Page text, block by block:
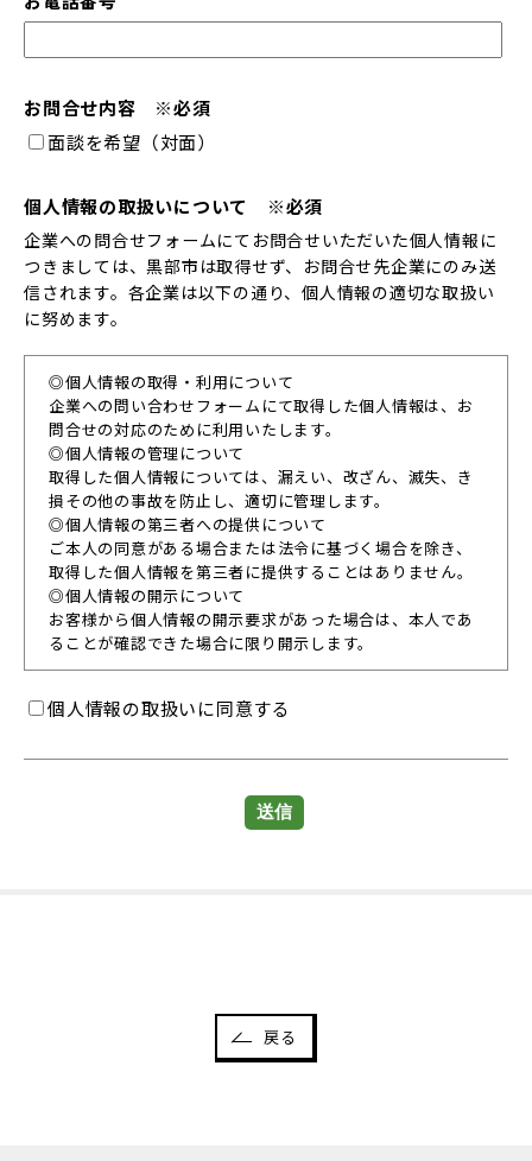
お問合せ内容 ※必須
面談を希望（対面）
個人情報の取扱いについて ※必須
企業への問合せフォームにてお問合せいただいた個人情報に
つきましては、黒部市は取得せず、お問合せ先企業にのみ送
信されます。各企業は以下の通り、個人情報の適切な取扱い
に努めます。
◎個人情報の取得・利用について
企業への問い合わせフォームにて取得した個人情報は、お
問合せの対応のために利用いたします。
◎個人情報の管理について
取得した個人情報については、漏えい、改ざん、滅失、き
損その他の事故を防止し、適切に管理します。
◎個人情報の第三者への提供について
ご本人の同意がある場合または法令に基づく場合を除き、
取得した個人情報を第三者に提供することはありません。
◎個人情報の開示について
お客様から個人情報の開示要求があった場合は、本人であ
ることが確認できた場合に限り開示します。
個人情報の取扱いに同意する
戻る